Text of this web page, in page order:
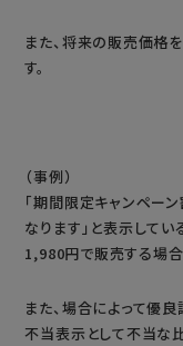
また、将来の販売価格
す。
（事例）
「期間限定キャンペ
なります」と表示して
1,980円で販売する場合
また、場合によって優
不当表示として不当な